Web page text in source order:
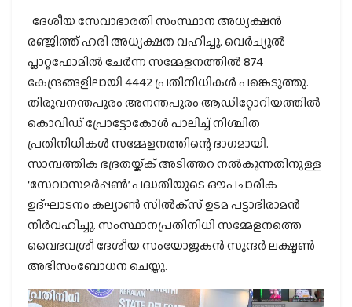
ദേശീയ സേവാഭാരതി സംസ്ഥാന അധ്യക്ഷന്‍
രഞ്ജിത്ത് ഹരി അധ്യക്ഷത വഹിച്ചു. വെര്‍ച്യുല്‍
പ്ലാറ്റഫോമില്‍ ചേര്‍ന്ന സമ്മേളനത്തില്‍ 874
കേന്ദ്രങ്ങളിലായി 4442 പ്രതിനിധികള്‍ പങ്കെടുത്തു.
തിരുവനന്തപുരം അനന്തപുരം ആഡിറ്റോറിയത്തില്‍
കൊവിഡ് പ്രോട്ടോകോള്‍ പാലിച്ച് നിശ്ചിത
പ്രതിനിധികള്‍ സമ്മേളനത്തിന്റെ ഭാഗമായി.
സാമ്പത്തിക ഭദ്രതയ്ക്ക് അടിത്തറ നല്‍കുന്നതിനുള്ള
‘സേവാസമര്‍പ്പണ്‍’ പദ്ധതിയുടെ ഔപചാരിക
ഉദ്ഘാടനം കല്യാണ്‍ സില്‍ക്‌സ് ഉടമ പട്ടാഭിരാമന്‍
നിര്‍വഹിച്ചു. സംസ്ഥാനപ്രതിനിധി സമ്മേളനത്തെ
വൈഭവശ്രീ ദേശീയ സംയോജകന്‍ സുന്ദര്‍ ലക്ഷ്മണ്‍
അഭിസംബോധന ചെയ്തു.